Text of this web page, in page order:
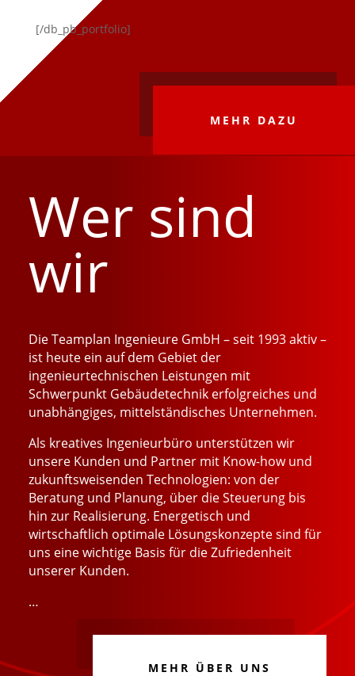
[/db_pb_portfolio]
MEHR DAZU
Wer sind
wir
Die Teamplan Ingenieure GmbH – seit 1993 aktiv –
ist heute ein auf dem Gebiet der
ingenieurtechnischen Leistungen mit
Schwerpunkt Gebäudetechnik erfolgreiches und
unabhängiges, mittelständisches Unternehmen.
Als kreatives Ingenieurbüro unterstützen wir
unsere Kunden und Partner mit Know-how und
zukunftsweisenden Technologien: von der
Beratung und Planung, über die Steuerung bis
hin zur Realisierung. Energetisch und
wirtschaftlich optimale Lösungskonzepte sind für
uns eine wichtige Basis für die Zufriedenheit
unserer Kunden.
…
MEHR ÜBER UNS